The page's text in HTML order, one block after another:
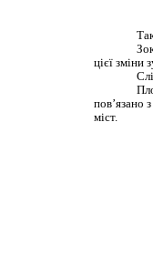
цієї зміни
пов’язано
міст.